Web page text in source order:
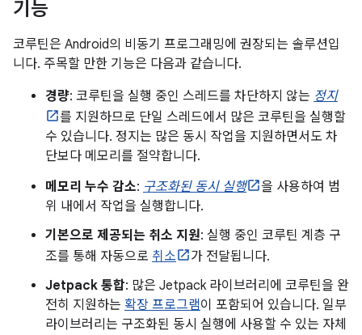
기능
코루틴은 Android의 비동기 프로그래밍에 권장되는 솔루션입
니다. 주목할 만한 기능은 다음과 같습니다.
경량: 코루틴을 실행 중인 스레드를 차단하지 않는 정지
를 지원하므로 단일 스레드에서 많은 코루틴을 실행할
수 있습니다. 정지는 많은 동시 작업을 지원하면서도 차
단보다 메모리를 절약합니다.
메모리 누수 감소: 구조화된 동시 실행
을 사용하여 범
위 내에서 작업을 실행합니다.
기본으로 제공되는 취소 지원: 실행 중인 코루틴 계층 구
조를 통해 자동으로 취소
가 전달됩니다.
Jetpack 통합: 많은 Jetpack 라이브러리에 코루틴을 완
전히 지원하는 확장 프로그램이 포함되어 있습니다. 일부
라이브러리는 구조화된 동시 실행에 사용할 수 있는 자체